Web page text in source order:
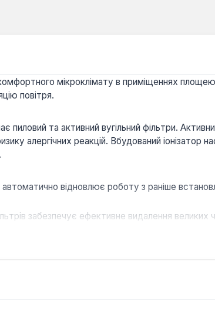
мікроклімату в приміщеннях
повітря.
та активний вугільний фільтри.
алергічних реакцій. Вбудований іонізатор
відновлює роботу з раніше
забезпечує ефективне видалення
забезпечує комфортне перебування в